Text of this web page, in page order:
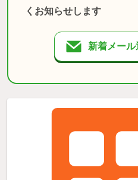
くお知らせします
新着メー